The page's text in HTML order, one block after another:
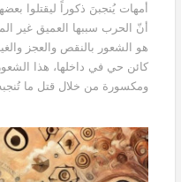
أمهات يُنجبنَ ذكوراً ليقتلوا
أنّ الحرب سببها العميق غير
هو الشعور بالنقص والعجز
كائن حي في داخلها، هذا
ومكسورة من خلال قتل ما